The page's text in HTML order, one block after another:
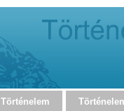
Történelem